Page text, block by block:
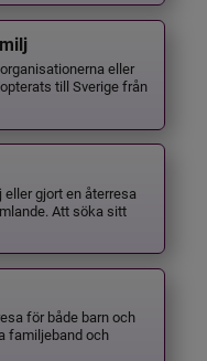
eller
till Sverige från
gjort en återresa
Att söka sitt
för både barn och
familjeband och